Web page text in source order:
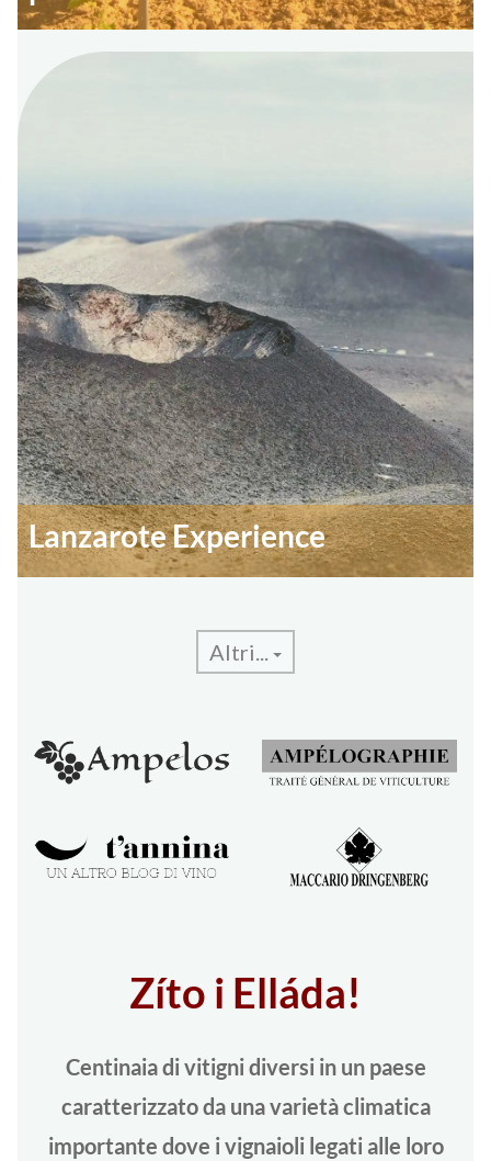
Lanzarote Experience
Altri...
Zíto i Elláda!
Centinaia di vitigni diversi in un paese
caratterizzato da una varietà climatica
importante dove i vignaioli legati alle loro